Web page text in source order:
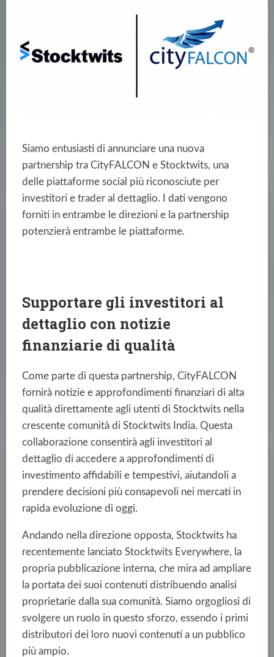
Siamo entusiasti di annunciare una nuova
partnership tra CityFALCON e Stocktwits, una
delle piattaforme social più riconosciute per
investitori e trader al dettaglio. I dati vengono
forniti in entrambe le direzioni e la partnership
potenzierà entrambe le piattaforme.
Supportare gli investitori al
dettaglio con notizie
finanziarie di qualità
Come parte di questa partnership, CityFALCON
fornirà notizie e approfondimenti finanziari di alta
qualità direttamente agli utenti di Stocktwits nella
crescente comunità di Stocktwits India. Questa
collaborazione consentirà agli investitori al
dettaglio di accedere a approfondimenti di
investimento affidabili e tempestivi, aiutandoli a
prendere decisioni più consapevoli nei mercati in
rapida evoluzione di oggi.
Andando nella direzione opposta, Stocktwits ha
recentemente lanciato Stocktwits Everywhere, la
propria pubblicazione interna, che mira ad ampliare
la portata dei suoi contenuti distribuendo analisi
proprietarie dalla sua comunità. Siamo orgogliosi di
svolgere un ruolo in questo sforzo, essendo i primi
distributori dei loro nuovi contenuti a un pubblico
più ampio.